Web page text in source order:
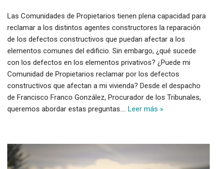
Las Comunidades de Propietarios tienen plena capacidad para
reclamar a los distintos agentes constructores la reparación
de los defectos constructivos que puedan afectar a los
elementos comunes del edificio. Sin embargo, ¿qué sucede
con los defectos en los elementos privativos? ¿Puede mi
Comunidad de Propietarios reclamar por los defectos
constructivos que afectan a mi vivienda? Desde el despacho
de Francisco Franco González, Procurador de los Tribunales,
queremos abordar estas preguntas.… Leer más »